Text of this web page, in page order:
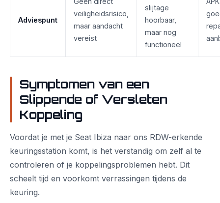
Adviespunt
veiligheidsrisico,
maar aandacht
vereist
slijtage
hoorbaar,
maar nog
functioneel
Symptomen van een
Slippende of Versleten
Koppeling
Voordat je met je Seat Ibiza naar ons RDW-erkende
keuringsstation komt, is het verstandig om zelf al te
controleren of je koppelingsproblemen hebt. Dit
scheelt tijd en voorkomt verrassingen tijdens de
keuring.